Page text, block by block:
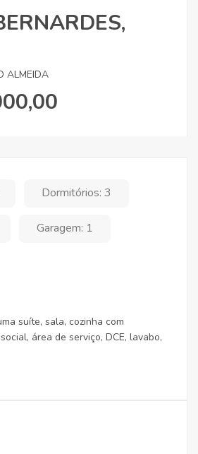
ALMEIDA
Dormitórios: 3
Garagem: 1
suíte, sala, cozinha com
área de serviço, DCE, lavabo,